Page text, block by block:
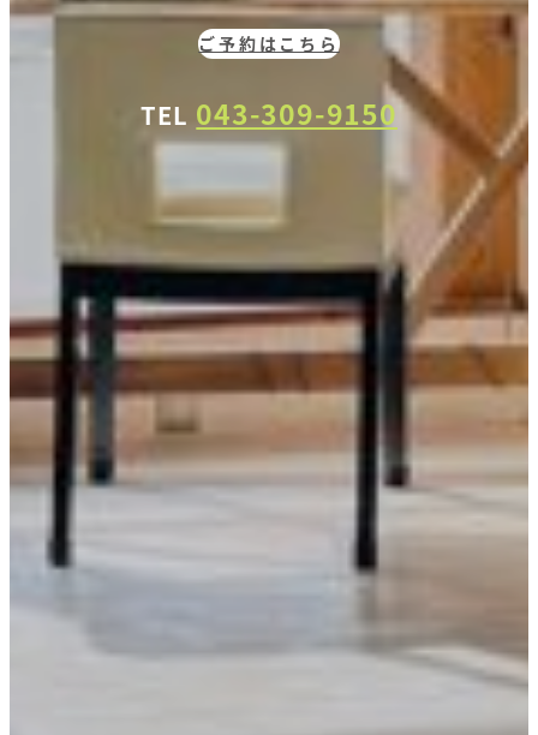
ご予約はこちら
TEL 043-309-9150